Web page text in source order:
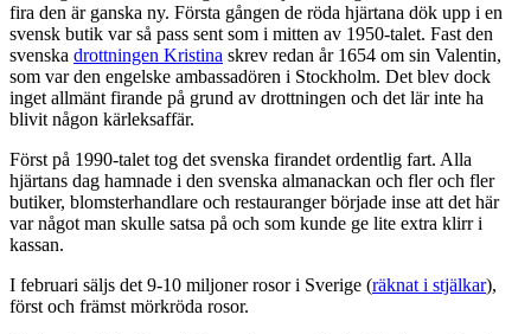
fira den är ganska ny. Första gången de röda hjärtana dök upp i en
svensk butik var så pass sent som i mitten av 1950-talet. Fast den
svenska drottningen Kristina skrev redan år 1654 om sin Valentin,
som var den engelske ambassadören i Stockholm. Det blev dock
inget allmänt firande på grund av drottningen och det lär inte ha
blivit någon kärleksaffär.
Först på 1990-talet tog det svenska firandet ordentlig fart. Alla
hjärtans dag hamnade i den svenska almanackan och fler och fler
butiker, blomsterhandlare och restauranger började inse att det här
var något man skulle satsa på och som kunde ge lite extra klirr i
kassan.
I februari säljs det 9-10 miljoner rosor i Sverige (räknat i stjälkar),
först och främst mörkröda rosor.